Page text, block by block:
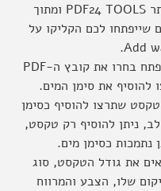
היכנסו לאתר PDF24 TOOLS ומתוך
שייפתחו לכם הקליקו על
Add
להוסיף את סימן המים.
שתרצו להוסיף כסימן
ניתן להוסיף רק טקסט,
נתמכות כסימן מים.
את גודל הטקסט, סוג
שלו, הצבע והמרווח